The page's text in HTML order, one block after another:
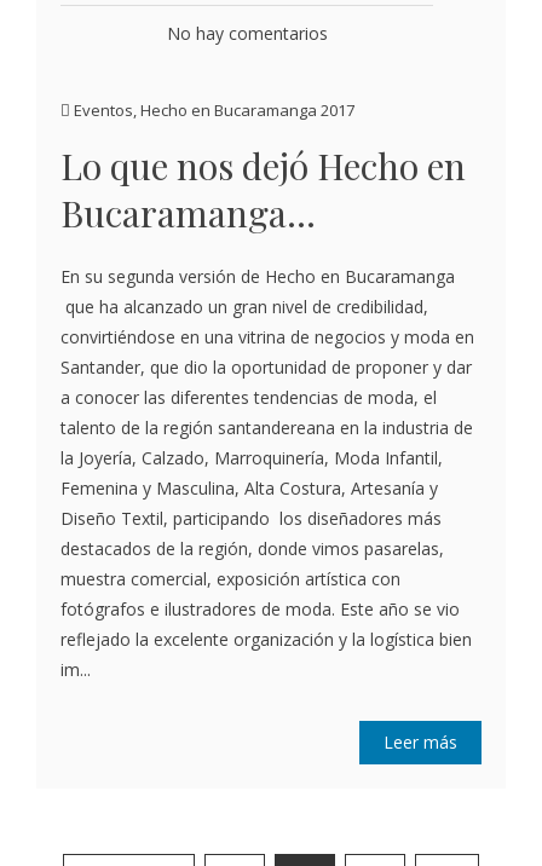
No hay comentarios
Eventos,Hecho en Bucaramanga 2017
Lo que nos dejó Hecho en
Bucaramanga…
En su segunda versión de Hecho en Bucaramanga​
que ha alcanzado un gran nivel de credibilidad,
convirtiéndose en una vitrina de negocios y moda en
Santander, que dio la oportunidad de proponer y dar
a conocer las diferentes tendencias de moda, el
talento de la región santandereana en la industria de
la Joyería, Calzado, Marroquinería, Moda Infantil,
Femenina y Masculina, Alta Costura, Artesanía y
Diseño Textil, participando los diseñadores más
destacados de la región, donde vimos pasarelas,
muestra comercial, exposición artística con
fotógrafos e ilustradores de moda. Este año se vio
reflejado la excelente organización y la logística bien
im...
Leer más